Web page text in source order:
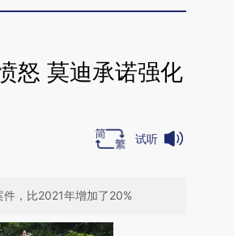
怒 莫迪承诺强化
试听
，比2021年增加了20%